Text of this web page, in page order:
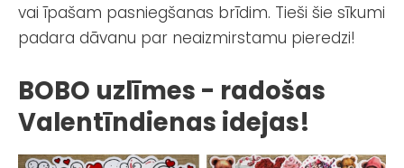
vai īpašam pasniegšanas brīdim. Tieši šie sīkumi
padara dāvanu par neaizmirstamu pieredzi!
BOBO uzlīmes - radošas
Valentīndienas idejas!